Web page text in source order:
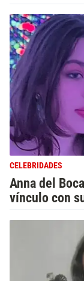
CELEBRIDADES
Anna del
vínculo con